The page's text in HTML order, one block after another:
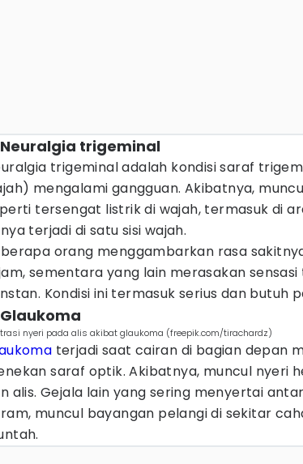
Neuralgia trigeminal
trigeminal adalah kondisi saraf
mengalami gangguan. Akibatnya,
tersengat listrik di wajah, termasuk di
terjadi di satu sisi wajah.
orang menggambarkan rasa
sementara yang lain merasakan
Kondisi ini termasuk serius dan butuh
nyeri pada alis akibat glaukoma (freepik.com/tirachardz)
terjadi saat cairan di bagian depan
saraf optik. Akibatnya, muncul nyeri
alis. Gejala lain yang sering menyertai
muncul bayangan pelangi di sekitar